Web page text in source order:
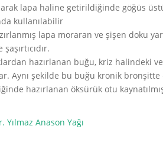
lapa haline getirildiğinde göğüs
kullanılabilir
lapa moraran ve şişen doku
hazırlanan buğu, kriz halindeki
Aynı şekilde bu buğu kronik bronşitte
hazırlanan öksürük otu
Yılmaz Anason Yağı